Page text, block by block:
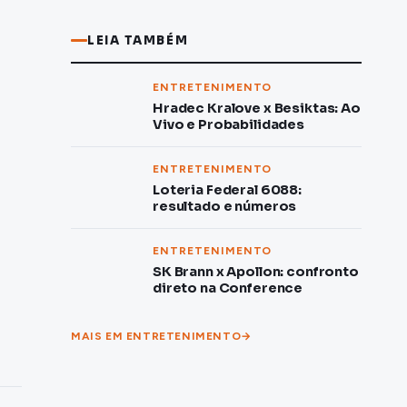
LEIA TAMBÉM
ENTRETENIMENTO
Hradec Kralove x Besiktas: Ao
Vivo e Probabilidades
ENTRETENIMENTO
Loteria Federal 6088:
resultado e números
ENTRETENIMENTO
SK Brann x Apollon: confronto
direto na Conference
MAIS EM ENTRETENIMENTO